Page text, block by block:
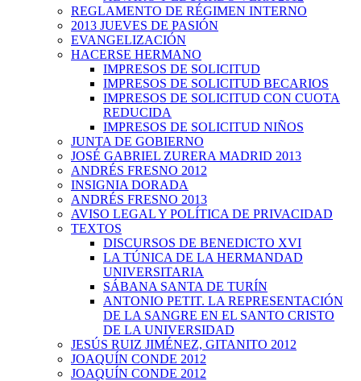
REGLAMENTO DE RÉGIMEN INTERNO
2013 JUEVES DE PASIÓN
EVANGELIZACIÓN
HACERSE HERMANO
IMPRESOS DE SOLICITUD
IMPRESOS DE SOLICITUD BECARIOS
IMPRESOS DE SOLICITUD CON CUOTA
REDUCIDA
IMPRESOS DE SOLICITUD NIÑOS
JUNTA DE GOBIERNO
JOSÉ GABRIEL ZURERA MADRID 2013
ANDRÉS FRESNO 2012
INSIGNIA DORADA
ANDRÉS FRESNO 2013
AVISO LEGAL Y POLÍTICA DE PRIVACIDAD
TEXTOS
DISCURSOS DE BENEDICTO XVI
LA TÚNICA DE LA HERMANDAD
UNIVERSITARIA
SÁBANA SANTA DE TURÍN
ANTONIO PETIT. LA REPRESENTACIÓN
DE LA SANGRE EN EL SANTO CRISTO
DE LA UNIVERSIDAD
JESÚS RUIZ JIMÉNEZ, GITANITO 2012
JOAQUÍN CONDE 2012
JOAQUÍN CONDE 2012